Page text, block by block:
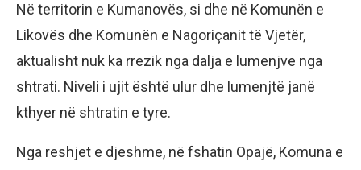
Në territorin e Kumanovës, si dhe në Komunën e
Likovës dhe Komunën e Nagoriçanit të Vjetër,
aktualisht nuk ka rrezik nga dalja e lumenjve nga
shtrati. Niveli i ujit është ulur dhe lumenjtë janë
kthyer në shtratin e tyre.
Nga reshjet e djeshme, në fshatin Opajë, Komuna e